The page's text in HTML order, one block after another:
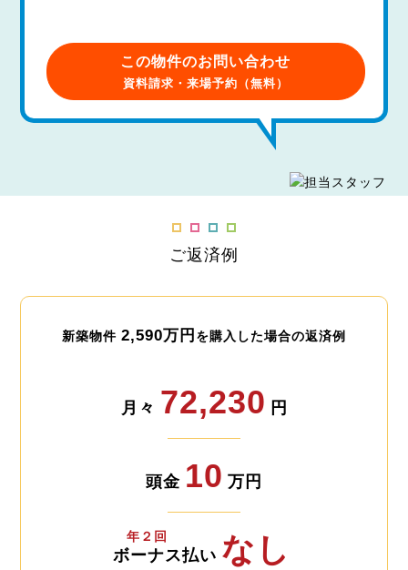
この物件のお問い合わせ
資料請求・来場予約（無料）
ご返済例
新築物件 2,590万円 を購入した場合の返済例
月々 72,230 円
頭金 10 万円
年２回
ボーナス払い なし